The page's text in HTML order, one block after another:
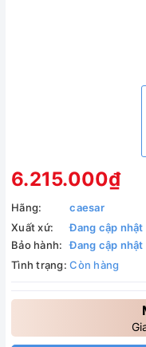
6.215.000₫
Hãng:
caesar
Xuất xứ:
Đang cập nhật
Bảo hành:
Đang cập nhật
Tình trạng: Còn hàng